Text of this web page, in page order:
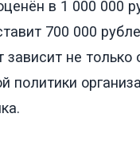
в 1 000 000
700 000
не только
политики